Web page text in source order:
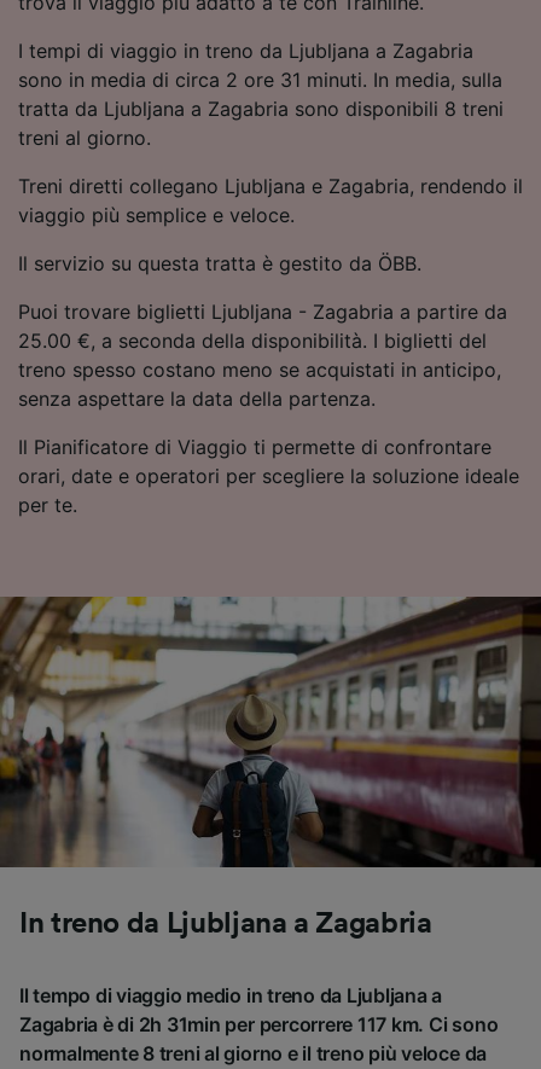
I tempi di viaggio in treno da Ljubljana a Zagabria
sono in media di circa 2 ore 31 minuti. In media, sulla
tratta da Ljubljana a Zagabria sono disponibili 8 treni
treni al giorno.
Treni diretti collegano Ljubljana e Zagabria, rendendo il
viaggio più semplice e veloce.
Il servizio su questa tratta è gestito da ÖBB.
Puoi trovare biglietti Ljubljana - Zagabria a partire da
25.00 €, a seconda della disponibilità. I biglietti del
treno spesso costano meno se acquistati in anticipo,
senza aspettare la data della partenza.
Il Pianificatore di Viaggio ti permette di confrontare
orari, date e operatori per scegliere la soluzione ideale
per te.
In treno da Ljubljana a Zagabria
Il tempo di viaggio medio in treno da Ljubljana a
Zagabria è di 2h 31min per percorrere 117 km. Ci sono
normalmente 8 treni al giorno e il treno più veloce da
Utilizzare dati di geolocalizzazione precisi.
Scansione attiva delle caratteristiche del
dispositivo ai fini dell’identificazione.
Archiviare informazioni su dispositivo e/o
accedervi. Pubblicità e contenuti
personalizzati, misurazione delle prestazioni
pubblico, sviluppo di servizi.